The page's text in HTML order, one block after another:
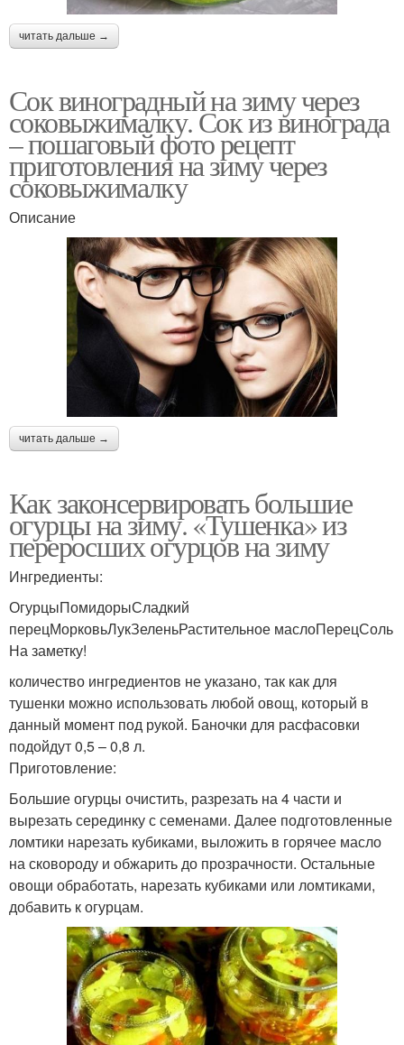
читать дальше →
Сок виноградный на зиму через
соковыжималку. Сок из винограда
– пошаговый фото рецепт
приготовления на зиму через
соковыжималку
Описание
читать дальше →
Как законсервировать большие
огурцы на зиму. «Тушенка» из
переросших огурцов на зиму
Ингредиенты:
ОгурцыПомидорыСладкий
перецМорковьЛукЗеленьРастительное маслоПерецСоль
На заметку!
количество ингредиентов не указано, так как для
тушенки можно использовать любой овощ, который в
данный момент под рукой. Баночки для расфасовки
подойдут 0,5 – 0,8 л.
Приготовление:
Большие огурцы очистить, разрезать на 4 части и
вырезать серединку с семенами. Далее подготовленные
ломтики нарезать кубиками, выложить в горячее масло
на сковороду и обжарить до прозрачности. Остальные
овощи обработать, нарезать кубиками или ломтиками,
добавить к огурцам.